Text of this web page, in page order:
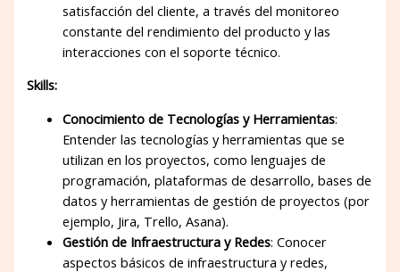
satisfacción del cliente, a través del monitoreo
constante del rendimiento del producto y las
interacciones con el soporte técnico.
Skills:
Conocimiento de Tecnologías y Herramientas:
Entender las tecnologías y herramientas que se
utilizan en los proyectos, como lenguajes de
programación, plataformas de desarrollo, bases de
datos y herramientas de gestión de proyectos (por
ejemplo, Jira, Trello, Asana).
Gestión de Infraestructura y Redes: Conocer
aspectos básicos de infraestructura y redes,